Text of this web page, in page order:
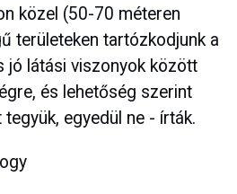
közel (50-70 méteren
területeken tartózkodjunk a
jó látási viszonyok között
és lehetőség szerint
egyedül ne - írták.